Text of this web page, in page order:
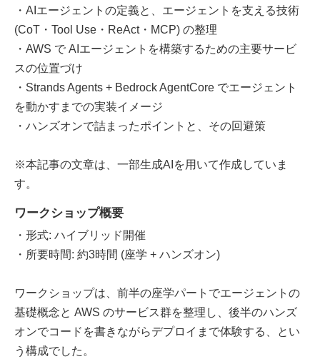
・AIエージェントの定義と、エージェントを支える技術
(CoT・Tool Use・ReAct・MCP) の整理
・AWS で AIエージェントを構築するための主要サービ
スの位置づけ
・Strands Agents + Bedrock AgentCore でエージェント
を動かすまでの実装イメージ
・ハンズオンで詰まったポイントと、その回避策
※本記事の文章は、一部生成AIを用いて作成していま
す。
ワークショップ概要
・形式: ハイブリッド開催
・所要時間: 約3時間 (座学 + ハンズオン)
ワークショップは、前半の座学パートでエージェントの
基礎概念と AWS のサービス群を整理し、後半のハンズ
オンでコードを書きながらデプロイまで体験する、とい
う構成でした。